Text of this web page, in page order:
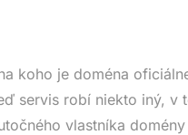
koho je doména
servis robí niekto iný, v
vlastníka